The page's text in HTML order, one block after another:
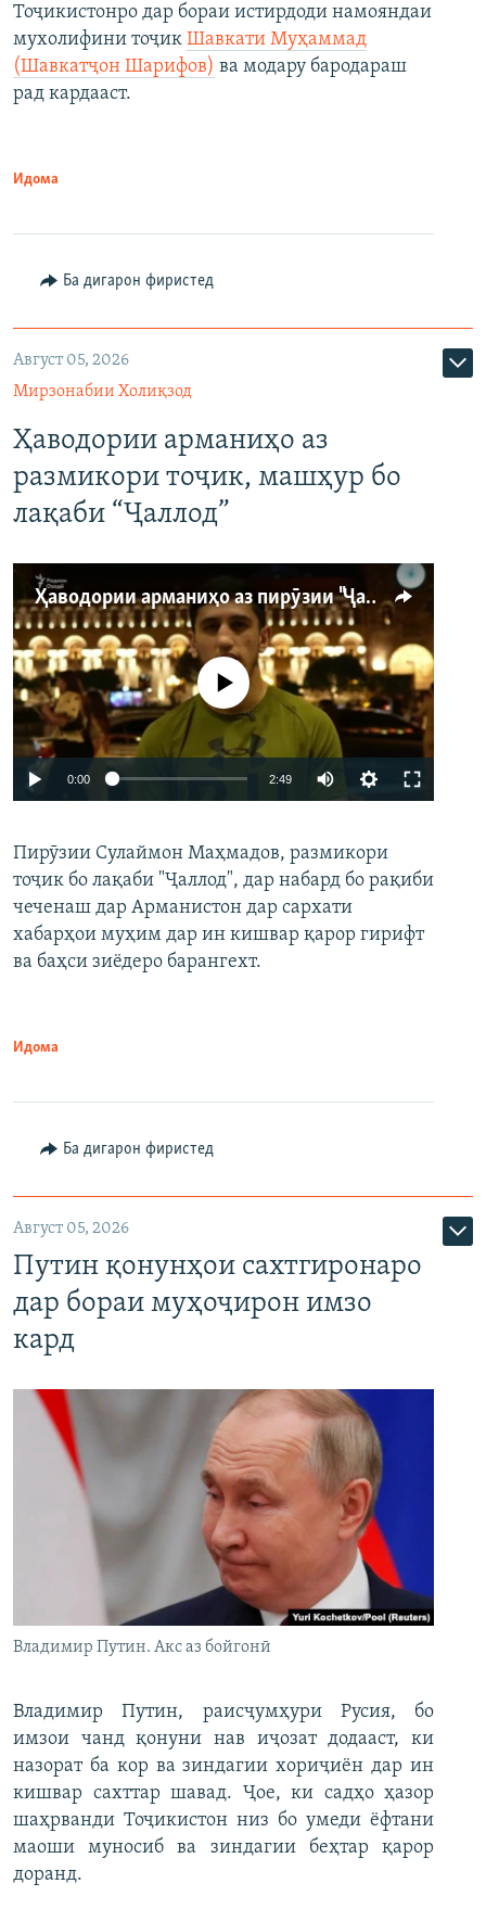
Тоҷикистонро дар бораи истирдоди намояндаи
мухолифини тоҷик Шавкати Муҳаммад
(Шавкатҷон Шарифов) ва модару бародараш
рад кардааст.
Идома
Ба дигарон фиристед
Август 05, 2026
Мирзонабии Холиқзод
Ҳаводории арманиҳо аз
размикори тоҷик, машҳур бо
лақаби “Ҷаллод”
Ҳаводории арманиҳо аз пирӯзии "Ҷаллод"-и тоҷик
Auto 240p 360p 480p
720p 1080p
Феълан кор намекунад
0:00 2:49
360p
480p
Пирӯзии Сулаймон Маҳмадов, размикори
тоҷик бо лақаби "Ҷаллод", дар набард бо рақиби
чеченаш дар Арманистон дар сархати
хабарҳои муҳим дар ин кишвар қарор гирифт
ва баҳси зиёдеро барангехт.
Идома
Ба дигарон фиристед
Август 05, 2026
Путин қонунҳои сахтгиронаро
дар бораи муҳоҷирон имзо
кард
Владимир Путин. Акс аз бойгонӣ
Владимир Путин, раисҷумҳури Русия, бо
имзои чанд қонуни нав иҷозат додааст, ки
назорат ба кор ва зиндагии хориҷиён дар ин
кишвар сахттар шавад. Ҷое, ки садҳо ҳазор
шаҳрванди Тоҷикистон низ бо умеди ёфтани
маоши муносиб ва зиндагии беҳтар қарор
доранд.